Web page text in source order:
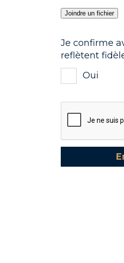
Je confirme
reflètent
Oui